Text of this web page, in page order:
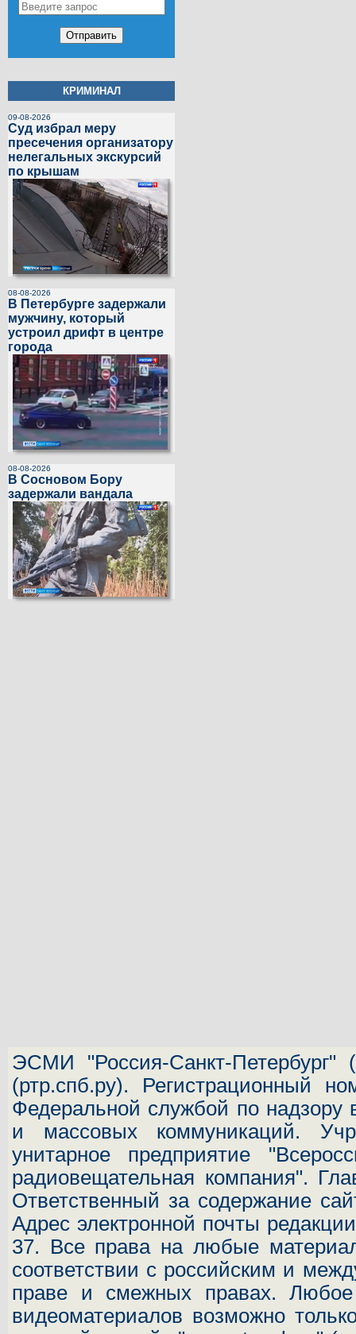
КРИМИНАЛ
09-08-2026
Суд избрал меру
пресечения организатору
нелегальных экскурсий
по крышам
08-08-2026
В Петербурге задержали
мужчину, который
устроил дрифт в центре
города
08-08-2026
В Сосновом Бору
задержали вандала
ЭСМИ "Россия-Санкт-Петербург" (
(ртр.спб.ру). Регистрационный
Федеральной службой по
и массовых коммуникаций.
унитарное предприятие
радиовещательная компания".
Ответственный за содержание
Адрес электронной почты
37. Все права на любые
соответствии с российским и
праве и смежных правах. Любое
видеоматериалов возможно